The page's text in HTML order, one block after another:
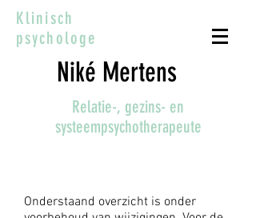
Klinisch
psychologe
Niké Mertens
Relatie-, gezins- en
systeempsychotherapeute
Onderstaand overzicht is onder